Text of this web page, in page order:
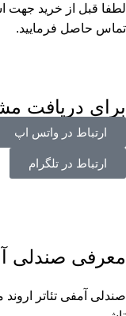
لطفا قبل از خرید جهت
تماس حاصل فرمایید.
برای دریافت
ارتباط در واتس اپ
ارتباط در تلگرام
معرفی صندلی